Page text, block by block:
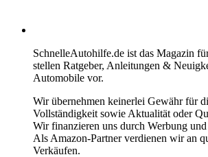
SchnelleAutohilfe.de ist das Magazin
stellen Ratgeber, Anleitungen &
Automobile vor.
Wir übernehmen keinerlei Gewähr für
Vollständigkeit sowie Aktualität oder
Wir finanzieren uns durch Werbung und
Als Amazon-Partner verdienen wir an
Verkäufen.